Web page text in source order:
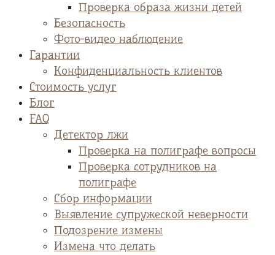
Проверка образа жизни детей
Безопасность
Фото-видео наблюдение
Гарантии
Конфиденциальность клиентов
Стоимость услуг
Блог
FAQ
Детектор лжи
Проверка на полиграфе вопросы
Проверка сотрудников на
полиграфе
Сбор информации
Выявление супружеской неверности
Подозрение измены
Измена что делать